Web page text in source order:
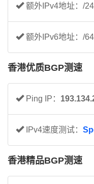
额外IPv4地址：/
额外IPv6地址：/
香港优质BGP测速
Ping IP：
IPv4速度测试：
香港精品BGP测速